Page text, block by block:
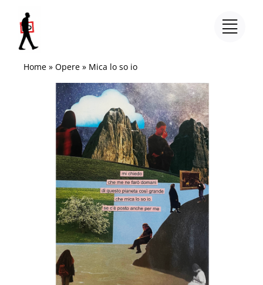
contenuto
Home» Opere» Mica lo so io